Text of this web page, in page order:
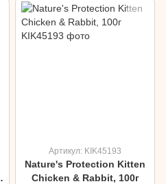
Артикул: KIK45193
Nature's Protection Kitten
Chicken & Rabbit, 100г